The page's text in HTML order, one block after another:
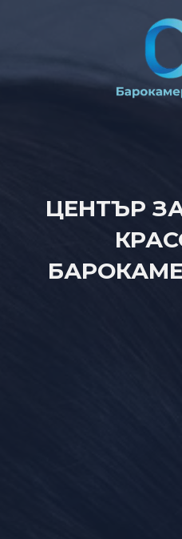
ЦЕНТЪР